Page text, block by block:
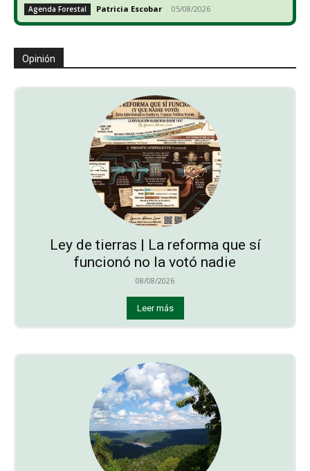
Agenda Forestal Patricia Escobar - 05/08/2026
Opinión
Ley de tierras | La reforma que sí
funcionó no la votó nadie
08/08/2026
Leer más